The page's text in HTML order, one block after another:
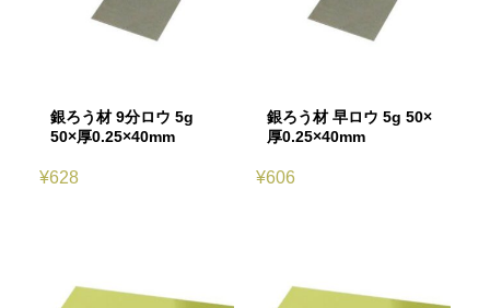
銀ろう材 9分ロウ 5g
50×厚0.25×40mm
¥628
銀ろう材 早ロウ 5g 50×
厚0.25×40mm
¥606